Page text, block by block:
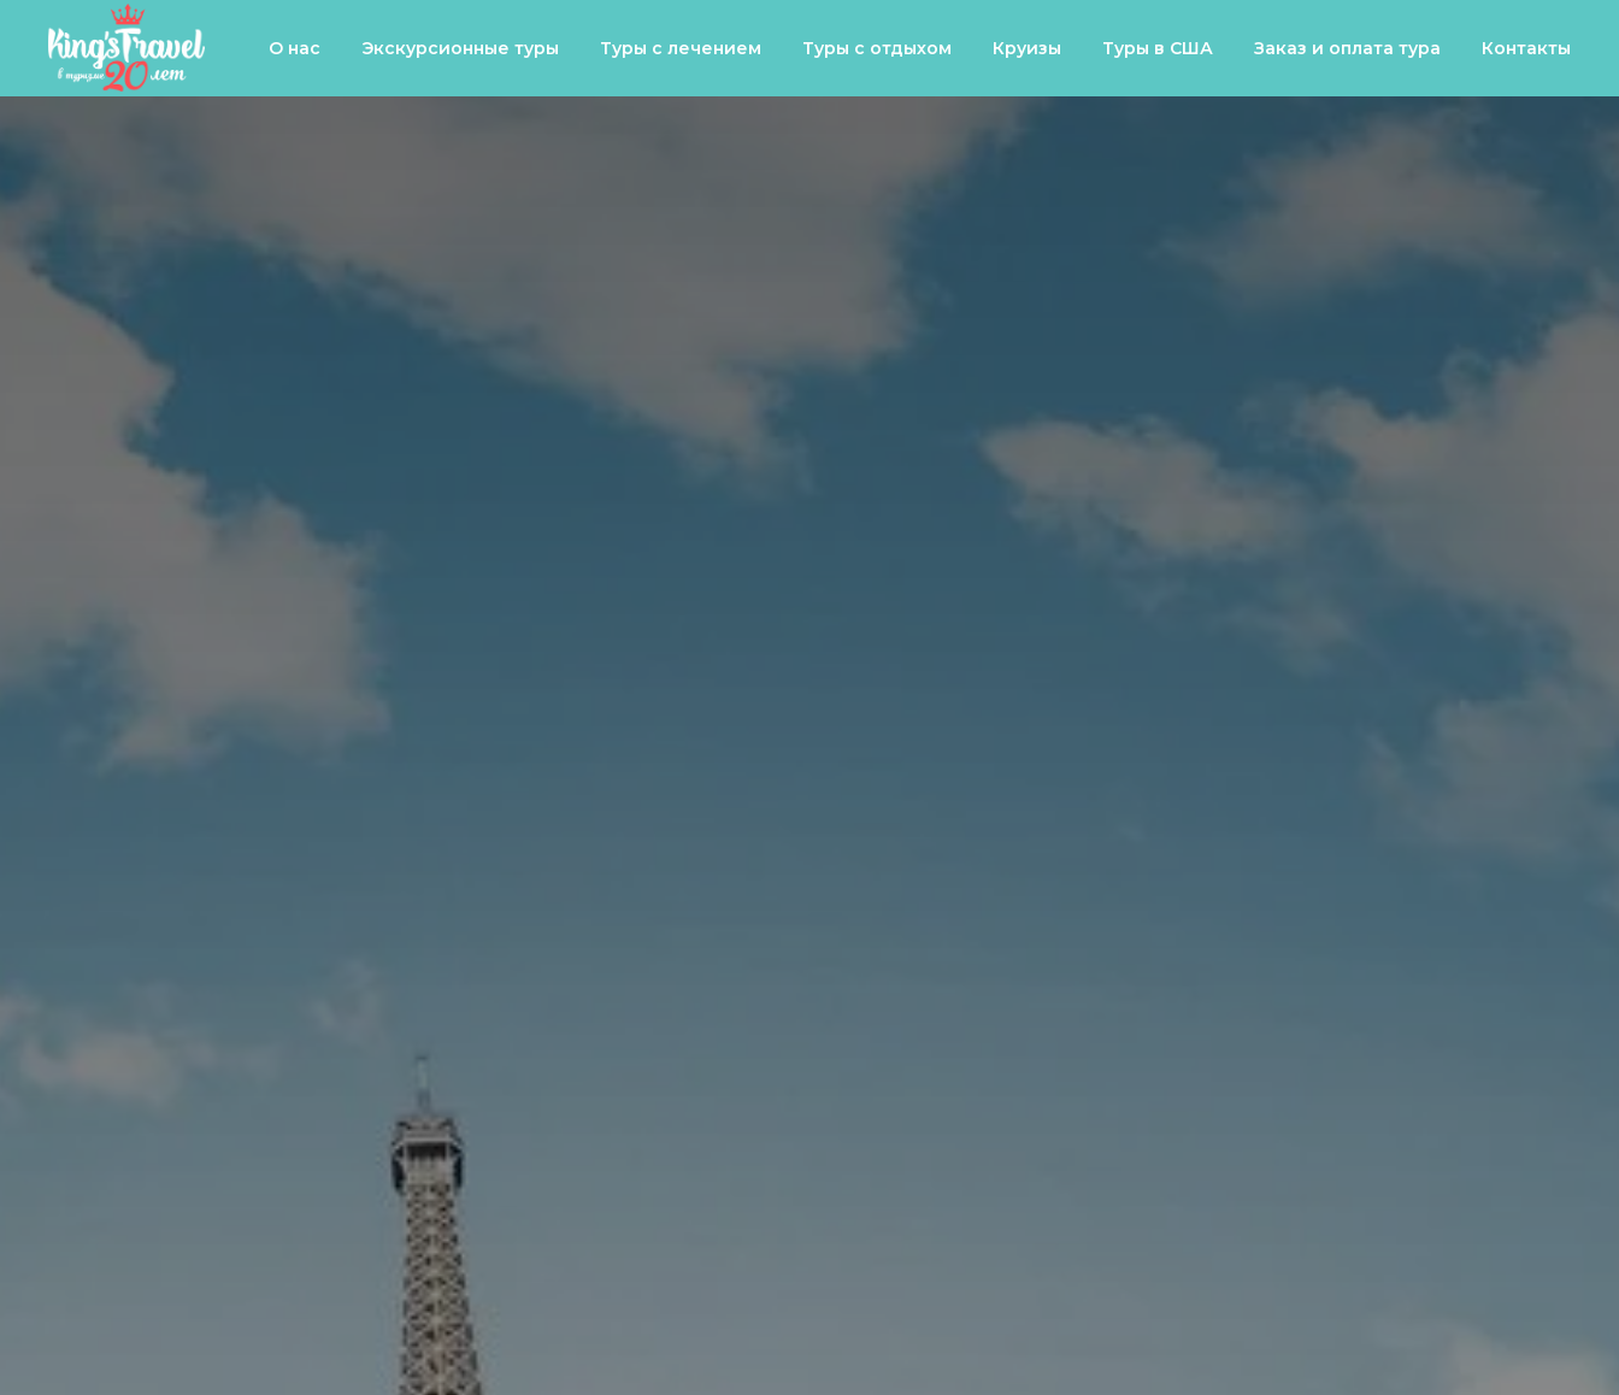
О нас Экскурсионные туры Туры с лечением Туры с отдыхом Круизы Туры в США Заказ и оплата тура Контакты